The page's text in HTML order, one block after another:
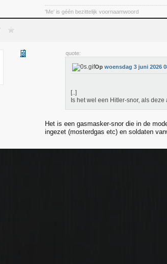
'Me' is géén bezittelijk voornaamwoord
quote:
Op woensdag 3 juni 2026
[..]
Is het wel een Hitler-snor, als
Het is een gasmasker-snor die in de
ingezet (mosterdgas etc) en soldaten